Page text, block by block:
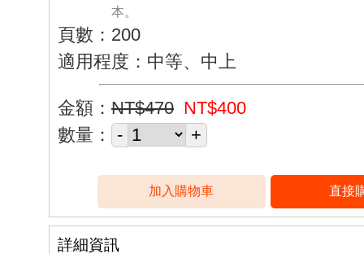
本。
頁數：200
適用程度：中等、中上
金額： NT$470 NT$400
數量：
詳細資訊